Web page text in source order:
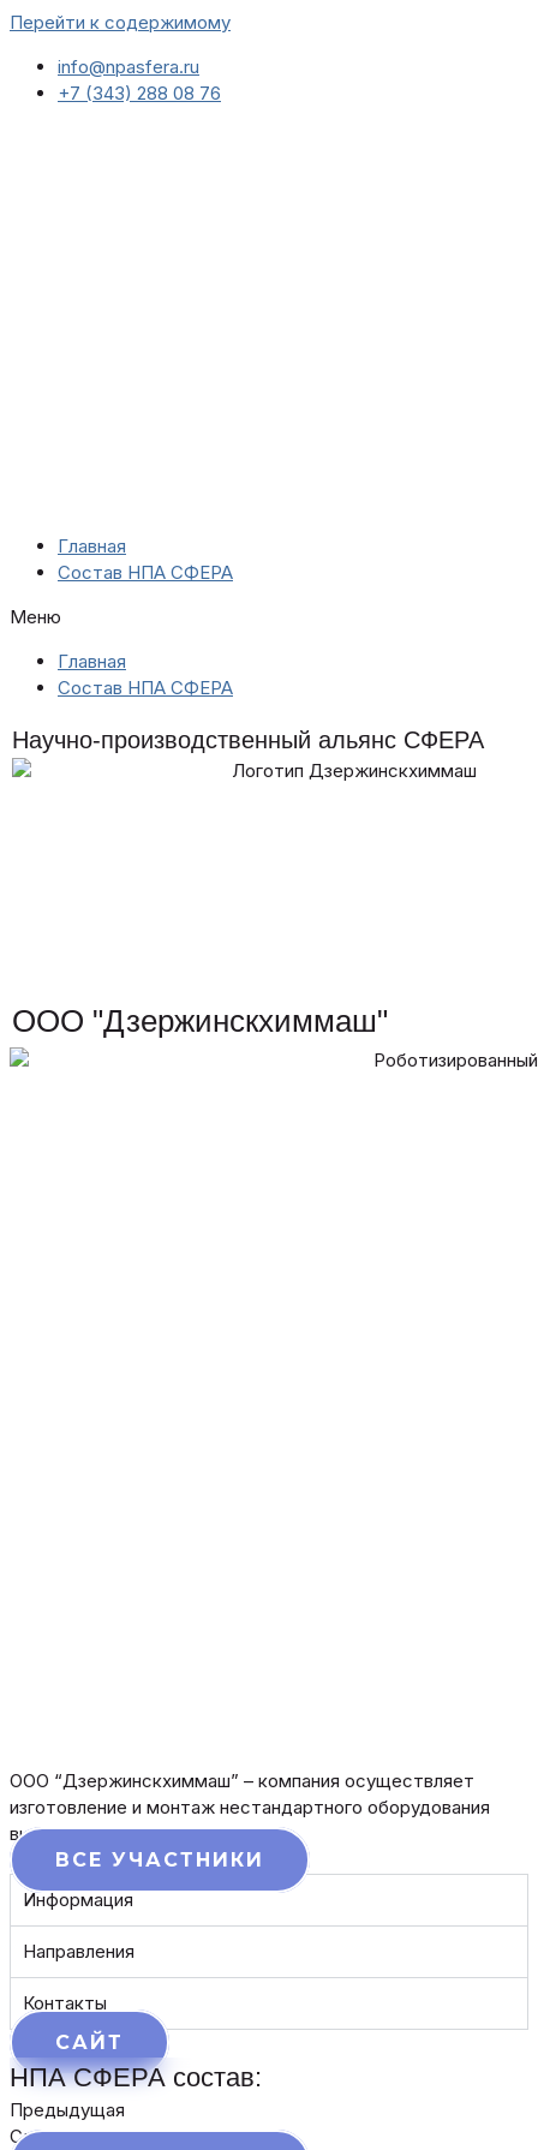
Перейти к содержимому
info@npasfera.ru
+7 (343) 288 08 76
Главная
Состав НПА СФЕРА
Меню
Главная
Состав НПА СФЕРА
Научно-производственный альянс СФЕРА
ООО "Дзержинскхиммаш"
ООО “Дзержинскхиммаш” – компания осуществляет
изготовление и монтаж нестандартного оборудования
высокого качества.
ВСЕ УЧАСТНИКИ
Информация
Направления
Контакты
САЙТ
НПА СФЕРА состав:
Предыдущая
Следующая